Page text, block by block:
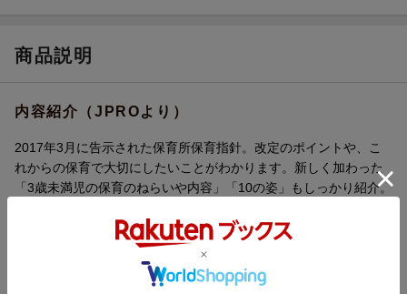
商品説明
内容紹介（JPROより）
2017年3月に告示された保育所保育指針。改定のポイントや、こ
れからの保育で大切にしたいことがわかります。新しく加わった
「3歳未満児の保育のねらいや内容」「10の姿」もしっかり紹介。
改定のポイント&キーワード